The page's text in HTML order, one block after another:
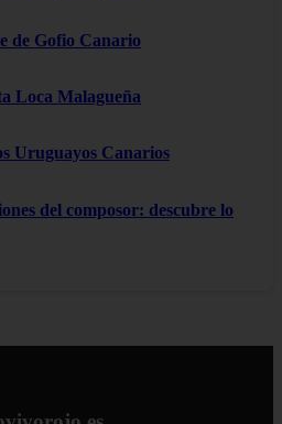
de Gofio Canario
Loca Malagueña
Uruguayos Canarios
del composor: descubre lo